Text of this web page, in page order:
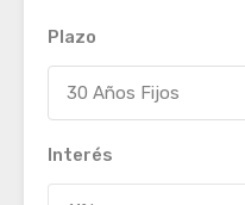
Plazo
30 Años Fijos
Interés